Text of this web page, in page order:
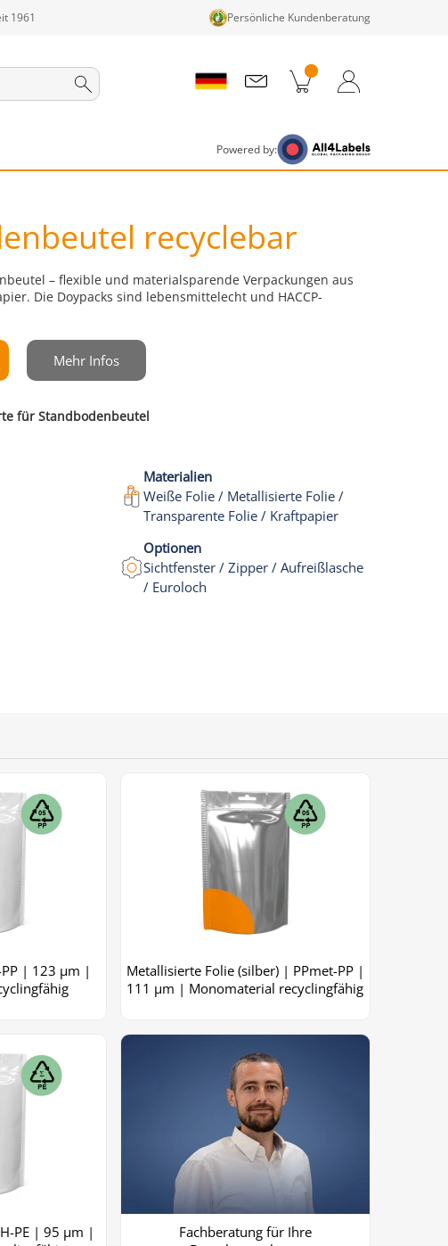
1961 Persönliche Kundenberatung
Powered by:
recyclebar
– flexible und materialsparende Verpackungen aus
Die Doypacks sind lebensmittelecht und HACCP-
Mehr Infos
für Standbodenbeutel
Materialien
Weiße Folie / Metallisierte Folie /
Transparente Folie / Kraftpapier
Optionen
Sichtfenster / Zipper / Aufreißlasche
/ Euroloch
| 123 µm |
Metallisierte Folie (silber) | PPmet-PP |
111 μm | Monomaterial recyclingfähig
PE | 95 µm |
Fachberatung für Ihre